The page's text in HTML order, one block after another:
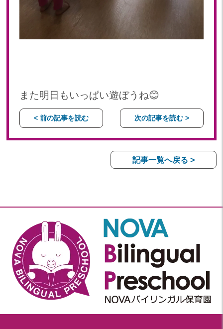
また明日もいっぱい遊ぼうね😊
< 前の記事を読む 次の記事を読む >
記事一覧へ戻る >